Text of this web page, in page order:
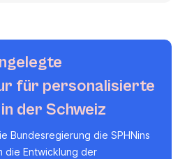
für personalisierte
der Schweiz
Bundesregierung die SPHNins
die Entwicklung der